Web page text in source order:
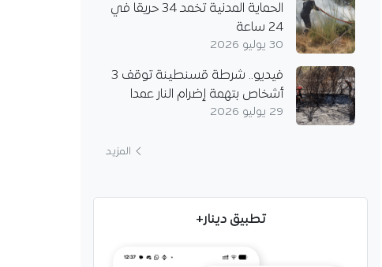
الحماية المدنية تخمد 34 حريقا في
24 ساعة
30 يوليو 2026
فيديو.. شرطة قسنطينة توقف 3
أشخاص بتهمة إضرام النار عمدا
29 يوليو 2026
المزيد
تطبيق دينار+